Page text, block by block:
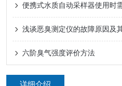
便携式水质自动采样器使用时
浅谈恶臭测定仪的故障原因及
六阶臭气强度评价方法
详细介绍